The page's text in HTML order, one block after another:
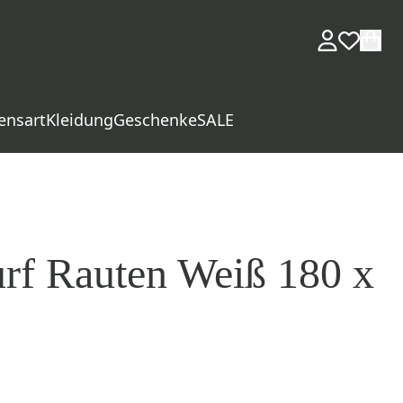
KleidungGeschenkeSALE
Rauten Weiß 180 x